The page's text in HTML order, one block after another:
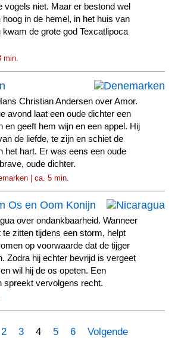
vogels niet. Maar er bestond wel
in de hemel, in het huis van
de grote god Texcatlipoca
min.
Christian Andersen over Amor.
avond laat een oude dichter een
en geeft hem wijn en een appel. Hij
de liefde, te zijn en schiet de
het hart. Er was eens een oude
oude dichter.
| ca. 5 min.
Os en Oom Konijn
over ondankbaarheid. Wanneer
zitten tijdens een storm, helpt
op voorwaarde dat de tijger
Zodra hij echter bevrijd is vergeet
wil hij de os opeten. Een
spreekt vervolgens recht.
2 34 5 6 Volgende